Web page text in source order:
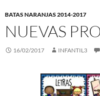
BATAS NARANJAS 2014-2017
NUEVAS
16/02/2017 INFANTIL3